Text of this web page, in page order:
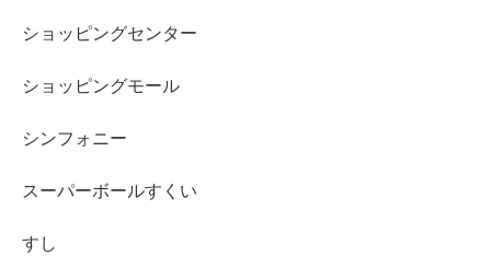
ショッピングセンター
ショッピングモール
シンフォニー
スーパーボールすくい
すし